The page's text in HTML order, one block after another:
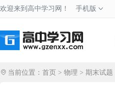
欢迎来到高中学习网！ 手机版
当前位置： 首页 > 物理 > 期末试题